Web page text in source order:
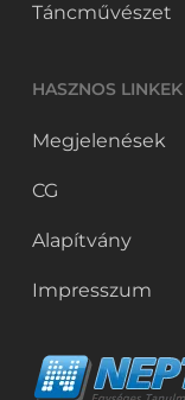
Táncművészet
HASZNOS LINKEK
Megjelenések
CG
Alapítvány
Impresszum